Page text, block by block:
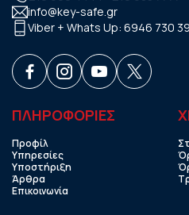
info@key-safe.gr
Viber + Whats Up: 6946 730
ΠΛΗΡΟΦΟΡΙΕΣ
Προφίλ
Υπηρεσίες
Υποστήριξη
Άρθρα
Επικοινωνία